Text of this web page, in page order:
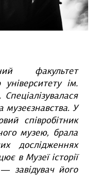
факультет
університету ім.
музеєзнавства. У
співробітник
музею, брала
дослідженнях
в Музеї історії
завідувач його